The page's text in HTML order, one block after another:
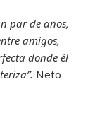
par de años,
amigos,
donde él
Neto